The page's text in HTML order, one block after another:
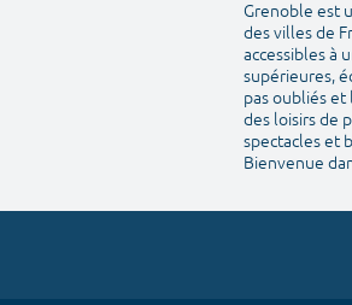
Grenoble est
des villes de
accessibles à
supérieures,
pas oubliés
des loisirs de
spectacles et
Bienvenue